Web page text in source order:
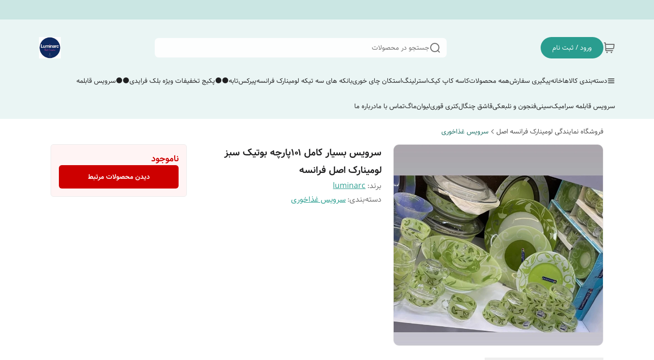
ورود / ثبت نام جستجو در محصولات
دسته‌بندی کالاهاخانهپیگیری سفارشهمه محصولاتکاسه کاپ کیکاسترلینگاستکان چای خوریبانکه های سه تیکه لومینارک فرانسهپیرکستابه⚫️⚫️پکیج تخفیفات ویژه بلک فرایدی⚫️⚫️سرویس قابلمه
سرویس قابلمه سرامیکسینیفنجون و نلبعکیقاشق چنگالکتری قوریلیوانماگتماس با مادرباره ما
فروشگاه نمایندگی لومینارک فرانسه اصل سرویس غذاخوری
سرویس بسیار کامل ۱۰۱پارچه بوتیک سبز
لومینارک اصل فرانسه
برند:luminarc
دسته‌بندی:سرویس غذاخوری
ناموجود
دیدن محصولات مرتبط